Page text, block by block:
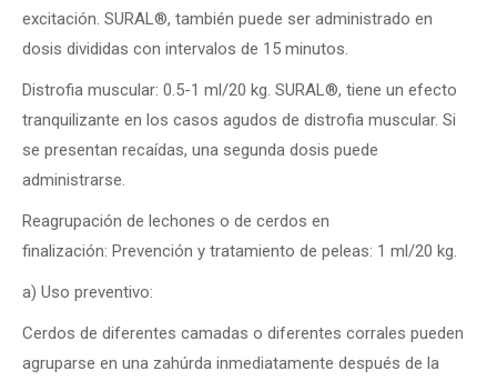
excitación. SURAL®, también puede ser administrado en
dosis divididas con intervalos de 15 minutos.
Distrofia muscular: 0.5-1 ml/20 kg. SURAL®, tiene un efecto
tranquilizante en los casos agudos de distrofia muscular. Si
se presentan recaídas, una segunda dosis puede
administrarse.
Reagrupación de lechones o de cerdos en
finalización: Prevención y tratamiento de peleas: 1 ml/20 kg.
a) Uso preventivo:
Cerdos de diferentes camadas o diferentes corrales pueden
agruparse en una zahúrda inmediatamente después de la